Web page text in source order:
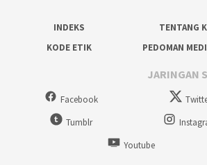
INDEKS TENTANG
KODE ETIK
PEDOMAN
JARINGAN
Facebook
Tumblr
Youtube